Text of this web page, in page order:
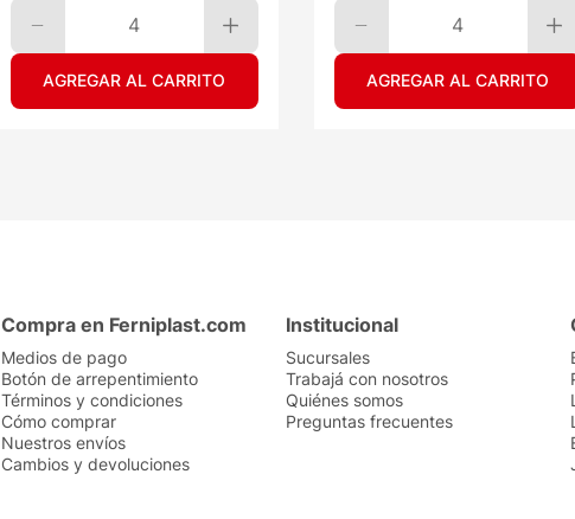
4
AGREGAR AL CARRITO
4
AGREGAR AL CARRITO
Compra en Ferniplast.com
Medios de pago
Botón de arrepentimiento
Términos y condiciones
Cómo comprar
Nuestros envíos
Cambios y devoluciones
Institucional
Sucursales
Trabajá con nosotros
Quiénes somos
Preguntas frecuentes